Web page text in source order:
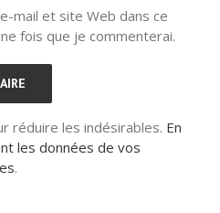
mail et site Web dans ce
fois que je commenterai.
réduire les indésirables. En
les données de vos
.